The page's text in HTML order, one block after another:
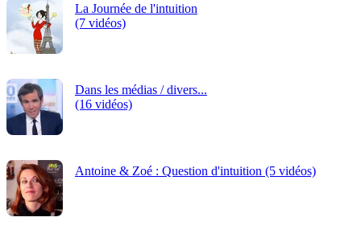
La Journée de l'intuition
(7 vidéos)
Dans les médias / divers...
(16 vidéos)
Antoine & Zoé : Question d'intuition (5 vidéos)